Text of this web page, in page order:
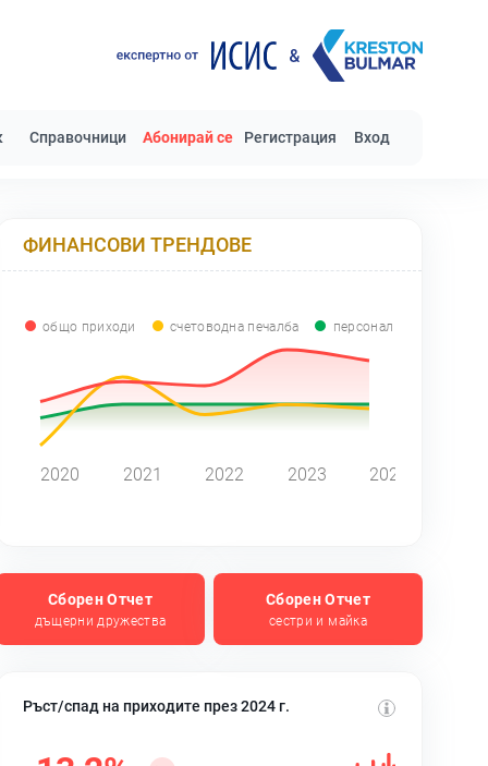
Справочници Абонирай се Регистрация Вход
ФИНАНСОВИ ТРЕНДОВЕ
общо приходи счетоводна печалба персонал
2020 2021 2022 2023 2024
Сборен Отчет
дъщерни дружества
Сборен Отчет
сестри и майка
Ръст/спад на приходите през 2024 г.